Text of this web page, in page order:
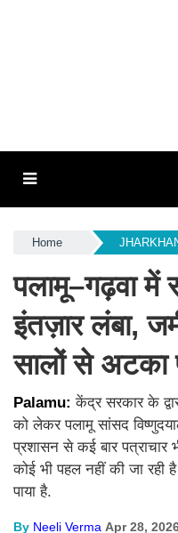
Home
पलामू–गढ़वा में
इंतज़ार लंबा,
सालों से अटका
Palamu:केंद्र सरकार के
को लेकर पलामू सांसद
प्रशासन से कई बार पत्राचार
कोई भी पहल नहीं की जा रही
पाया है.
By Neeli Verma Apr 28,